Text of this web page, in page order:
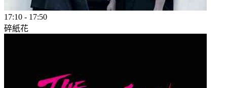
17:10 - 17:50
碎紙花